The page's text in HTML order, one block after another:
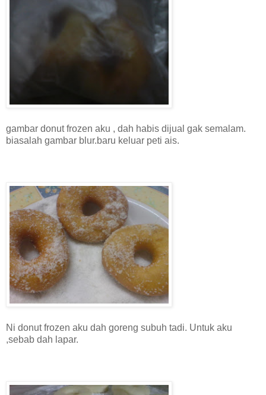
gambar donut frozen aku , dah habis dijual gak semalam.
biasalah gambar blur.baru keluar peti ais.
Ni donut frozen aku dah goreng subuh tadi. Untuk aku
,sebab dah lapar.